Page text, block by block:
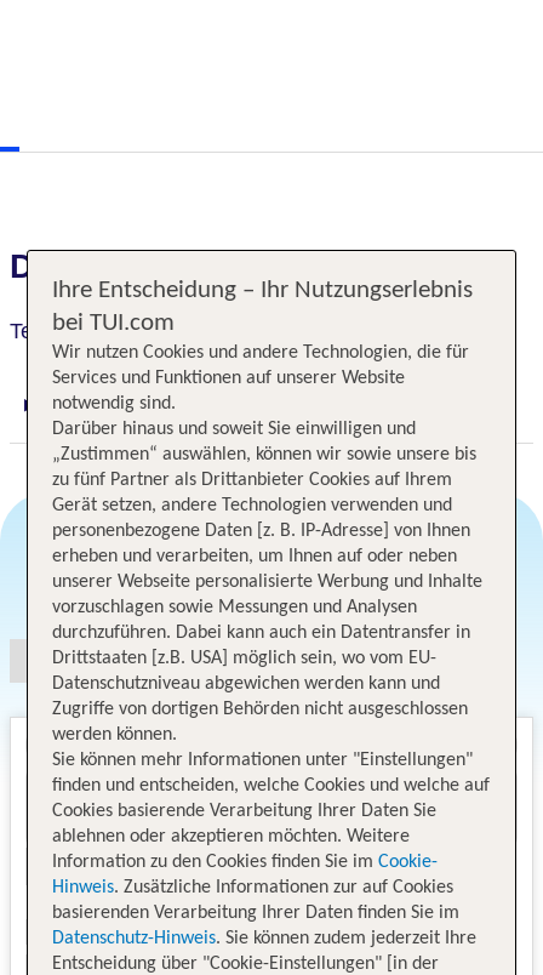
Das erwartet Sie
Tenaya Lodge at Yosemite
Digitaler und telefonischer 24/7 TUI Service
Angebotsauswahl
Ihre Entscheidung – Ihr Nutzungserlebnis
bei TUI.com
Wir nutzen Cookies und andere Technologien, die für
Services und Funktionen auf unserer Website
notwendig sind.
Darüber hinaus und soweit Sie einwilligen und
„Zustimmen“ auswählen, können wir sowie unsere bis
zu fünf Partner als Drittanbieter Cookies auf Ihrem
Gerät setzen, andere Technologien verwenden und
personenbezogene Daten [z. B. IP-Adresse] von Ihnen
erheben und verarbeiten, um Ihnen auf oder neben
unserer Webseite personalisierte Werbung und Inhalte
vorzuschlagen sowie Messungen und Analysen
durchzuführen. Dabei kann auch ein Datentransfer in
Drittstaaten [z.B. USA] möglich sein, wo vom EU-
Datenschutzniveau abgewichen werden kann und
Zugriffe von dortigen Behörden nicht ausgeschlossen
werden können.
Sie können mehr Informationen unter "Einstellungen"
finden und entscheiden, welche Cookies und welche auf
Cookies basierende Verarbeitung Ihrer Daten Sie
ablehnen oder akzeptieren möchten. Weitere
Information zu den Cookies finden Sie im Cookie-
Hinweis. Zusätzliche Informationen zur auf Cookies
basierenden Verarbeitung Ihrer Daten finden Sie im
Datenschutz-Hinweis. Sie können zudem jederzeit Ihre
Entscheidung über "Cookie-Einstellungen" [in der